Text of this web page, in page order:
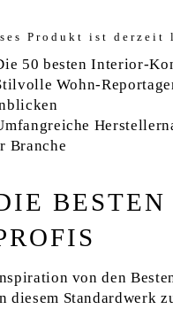
Produkt ist derzeit
50 besten Interior­-
Wohn-­
Branche
von den
diesem Standardwerk